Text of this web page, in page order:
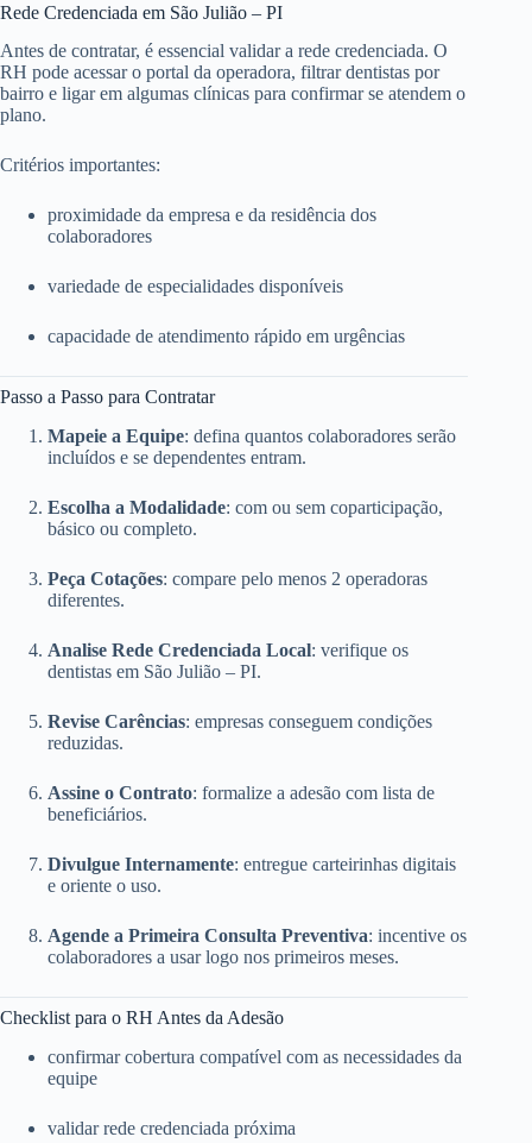
Rede Credenciada em São Julião – PI
Antes de contratar, é essencial validar a rede credenciada. O
RH pode acessar o portal da operadora, filtrar dentistas por
bairro e ligar em algumas clínicas para confirmar se atendem o
plano.
Critérios importantes:
proximidade da empresa e da residência dos
colaboradores
variedade de especialidades disponíveis
capacidade de atendimento rápido em urgências
Passo a Passo para Contratar
Mapeie a Equipe: defina quantos colaboradores serão
incluídos e se dependentes entram.
Escolha a Modalidade: com ou sem coparticipação,
básico ou completo.
Peça Cotações: compare pelo menos 2 operadoras
diferentes.
Analise Rede Credenciada Local: verifique os
dentistas em São Julião – PI.
Revise Carências: empresas conseguem condições
reduzidas.
Assine o Contrato: formalize a adesão com lista de
beneficiários.
Divulgue Internamente: entregue carteirinhas digitais
e oriente o uso.
Agende a Primeira Consulta Preventiva: incentive os
colaboradores a usar logo nos primeiros meses.
Checklist para o RH Antes da Adesão
confirmar cobertura compatível com as necessidades da
equipe
validar rede credenciada próxima